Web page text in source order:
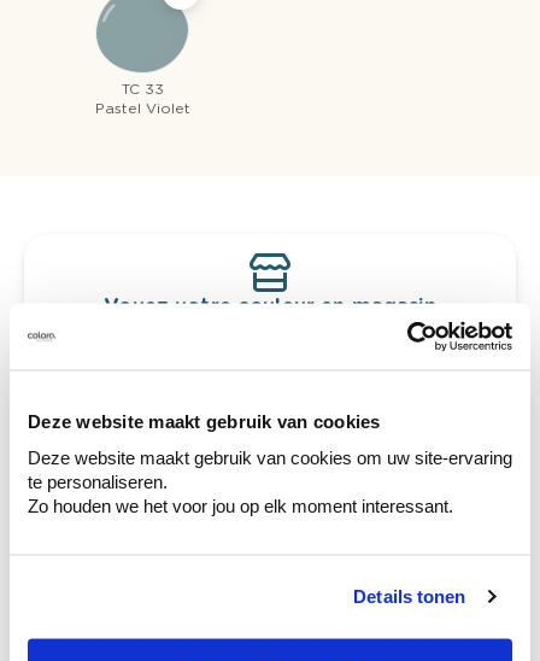
Deze website maakt gebruik van cookies
Deze website maakt gebruik van cookies om uw site-ervaring
te personaliseren.
Zo houden we het voor jou op elk moment interessant.
Details tonen
TC 33
Pastel Violet
Voyez votre couleur en magasin
Découvrez des échantillons de votre
votre couleur.
Obtenez des conseils personnalisés sur la
combinaison de couleurs.
Conseil couleur à domicile